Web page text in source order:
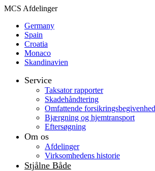
MCS Afdelinger
Germany
Spain
Croatia
Monaco
Skandinavien
Service
Taksator rapporter
Skadehåndtering
Omfattende
Bjærgning og hjemtransport
Eftersøgning
Om os
Afdelinger
Virksomhedens historie
Stjålne Både